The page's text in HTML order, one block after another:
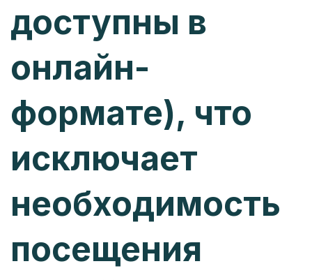
доступны в
онлайн-
формате), что
исключает
необходимость
посещения